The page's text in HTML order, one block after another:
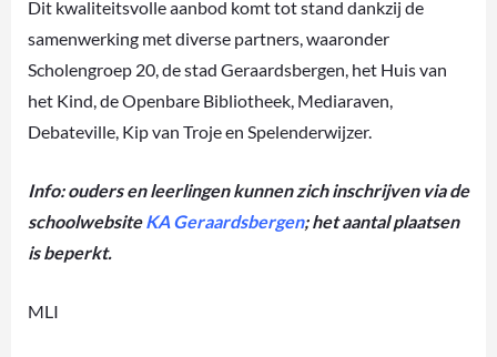
Dit kwaliteitsvolle aanbod komt tot stand dankzij de
samenwerking met diverse partners, waaronder
Scholengroep 20, de stad Geraardsbergen, het Huis van
het Kind, de Openbare Bibliotheek, Mediaraven,
Debateville, Kip van Troje en Spelenderwijzer.
Info: ouders en leerlingen kunnen zich inschrijven via de
schoolwebsiteKA Geraardsbergen; het aantal plaatsen
is beperkt.
MLI